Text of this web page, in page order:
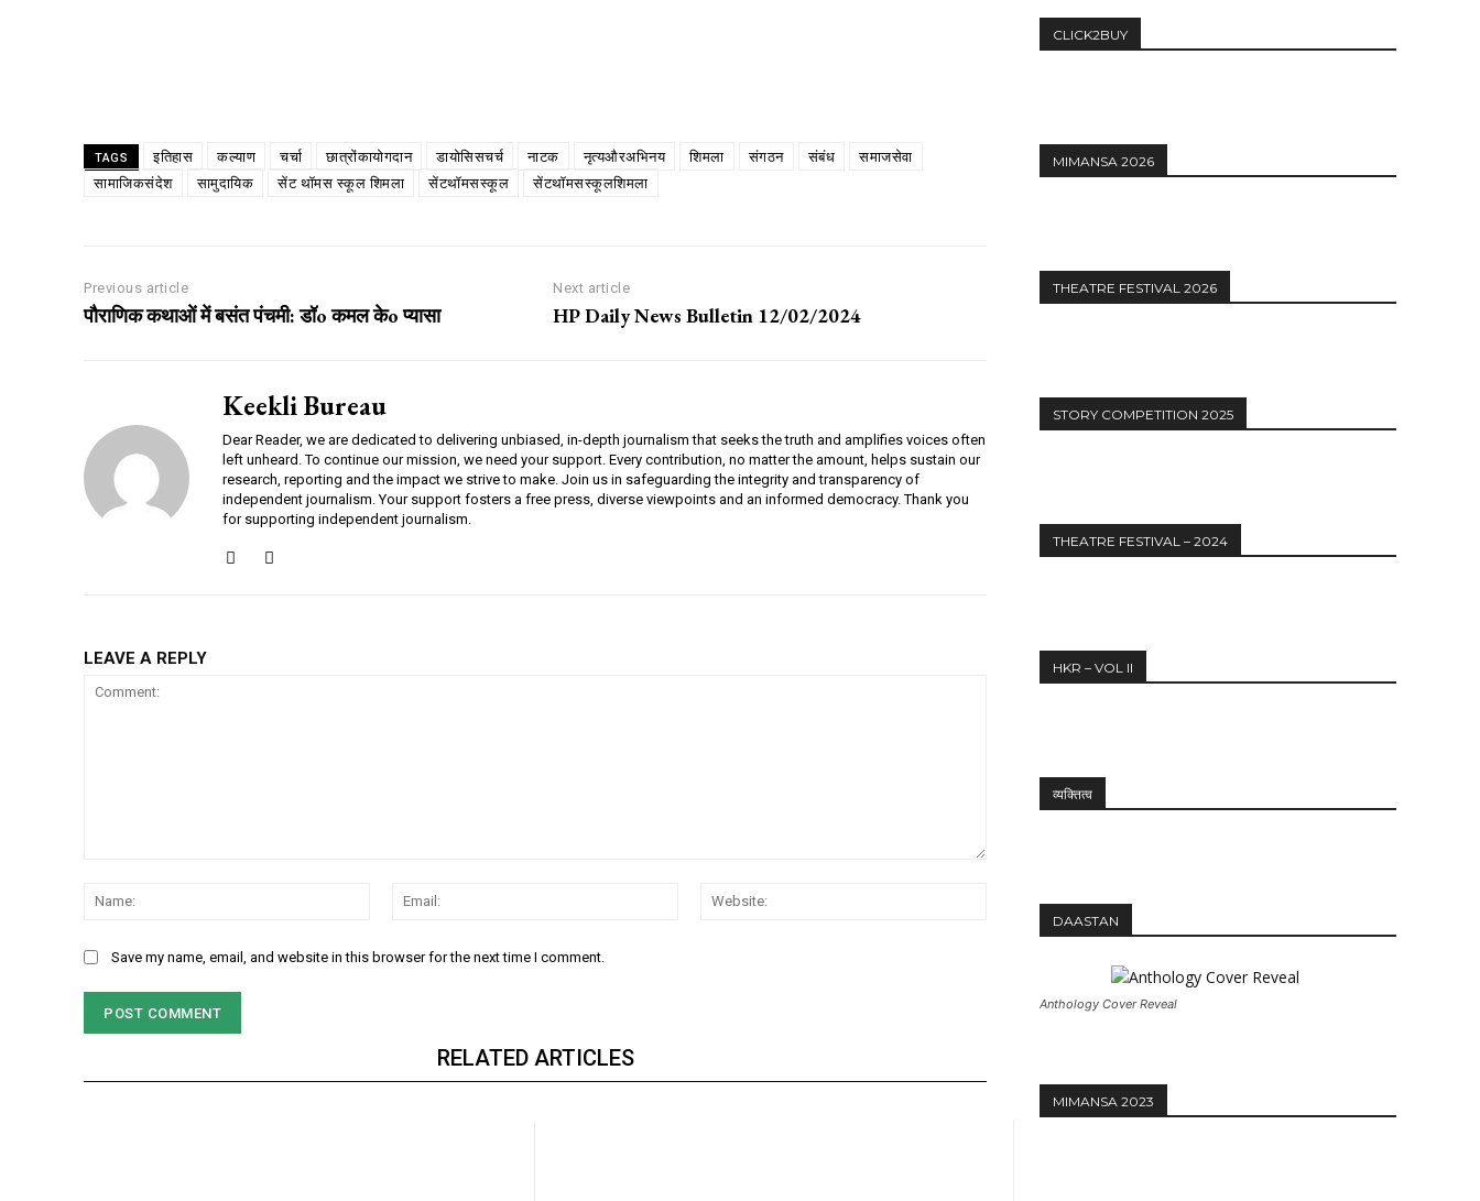
NURTURING CREATIVITY – KEEKLI CHARITABLE TRUST, SHIMLA
TAGS इतिहास कल्याण चर्चा छात्रोंकायोगदान डायोसिसचर्च नाटक नृत्यऔरअभिनय शिमला संगठन संबंध
समाजसेवा
सामाजिकसंदेश
सामुदायिक सेंट थॉमस स्कूल शिमला सेंटथॉमसस्कूल सेंटथॉमसस्कूलशिमला
Previous article
पौराणिक कथाओं में बसंत पंचमी: डॉo कमल केo प्यासा
Next article
HP Daily News Bulletin 12/02/2024
Keekli Bureau
Dear Reader, we are dedicated to delivering unbiased, in-depth journalism that seeks the truth and amplifies voices often
left unheard. To continue our mission, we need your support. Every contribution, no matter the amount, helps sustain our
research, reporting and the impact we strive to make. Join us in safeguarding the integrity and transparency of
independent journalism. Your support fosters a free press, diverse viewpoints and an informed democracy. Thank you
for supporting independent journalism.
LEAVE A REPLY
Name:
Email:
Save my name, email, and website in this browser for the next time I comment.
RELATED ARTICLES
CLICK2BUY
MIMANSA 2026
THEATRE FESTIVAL 2026
STORY COMPETITION 2025
THEATRE FESTIVAL – 2024
HKR – VOL II
व्यक्तित्व
DAASTAN
Anthology Cover Reveal
MIMANSA 2023